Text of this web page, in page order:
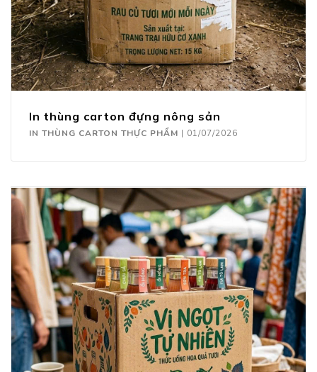
In thùng carton đựng nông sản
IN THÙNG CARTON THỰC PHẨM | 01/07/2026